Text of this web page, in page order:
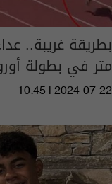
متر في بطولة
10:45 | 2024-07-22